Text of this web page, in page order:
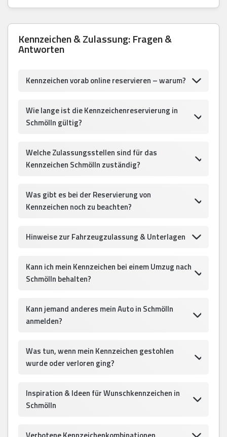
Kennzeichen & Zulassung: Fragen &
Antworten
Kennzeichen vorab online reservieren – warum?
Wie lange ist die Kennzeichenreservierung in
Schmölln gültig?
Welche Zulassungsstellen sind für das
Kennzeichen Schmölln zuständig?
Was gibt es bei der Reservierung von
Kennzeichen noch zu beachten?
Hinweise zur Fahrzeugzulassung & Unterlagen
Kann ich mein Kennzeichen bei einem Umzug nach
Schmölln behalten?
Kann jemand anderes mein Auto in Schmölln
anmelden?
Was tun, wenn mein Kennzeichen gestohlen
wurde oder verloren ging?
Inspiration & Ideen für Wunschkennzeichen in
Schmölln